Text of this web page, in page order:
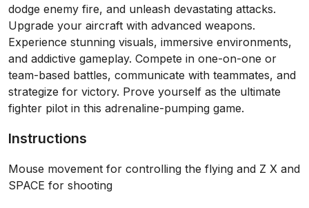
dodge enemy fire, and unleash devastating attacks.
Upgrade your aircraft with advanced weapons.
Experience stunning visuals, immersive environments,
and addictive gameplay. Compete in one-on-one or
team-based battles, communicate with teammates, and
strategize for victory. Prove yourself as the ultimate
fighter pilot in this adrenaline-pumping game.
Instructions
Mouse movement for controlling the flying and Z X and
SPACE for shooting